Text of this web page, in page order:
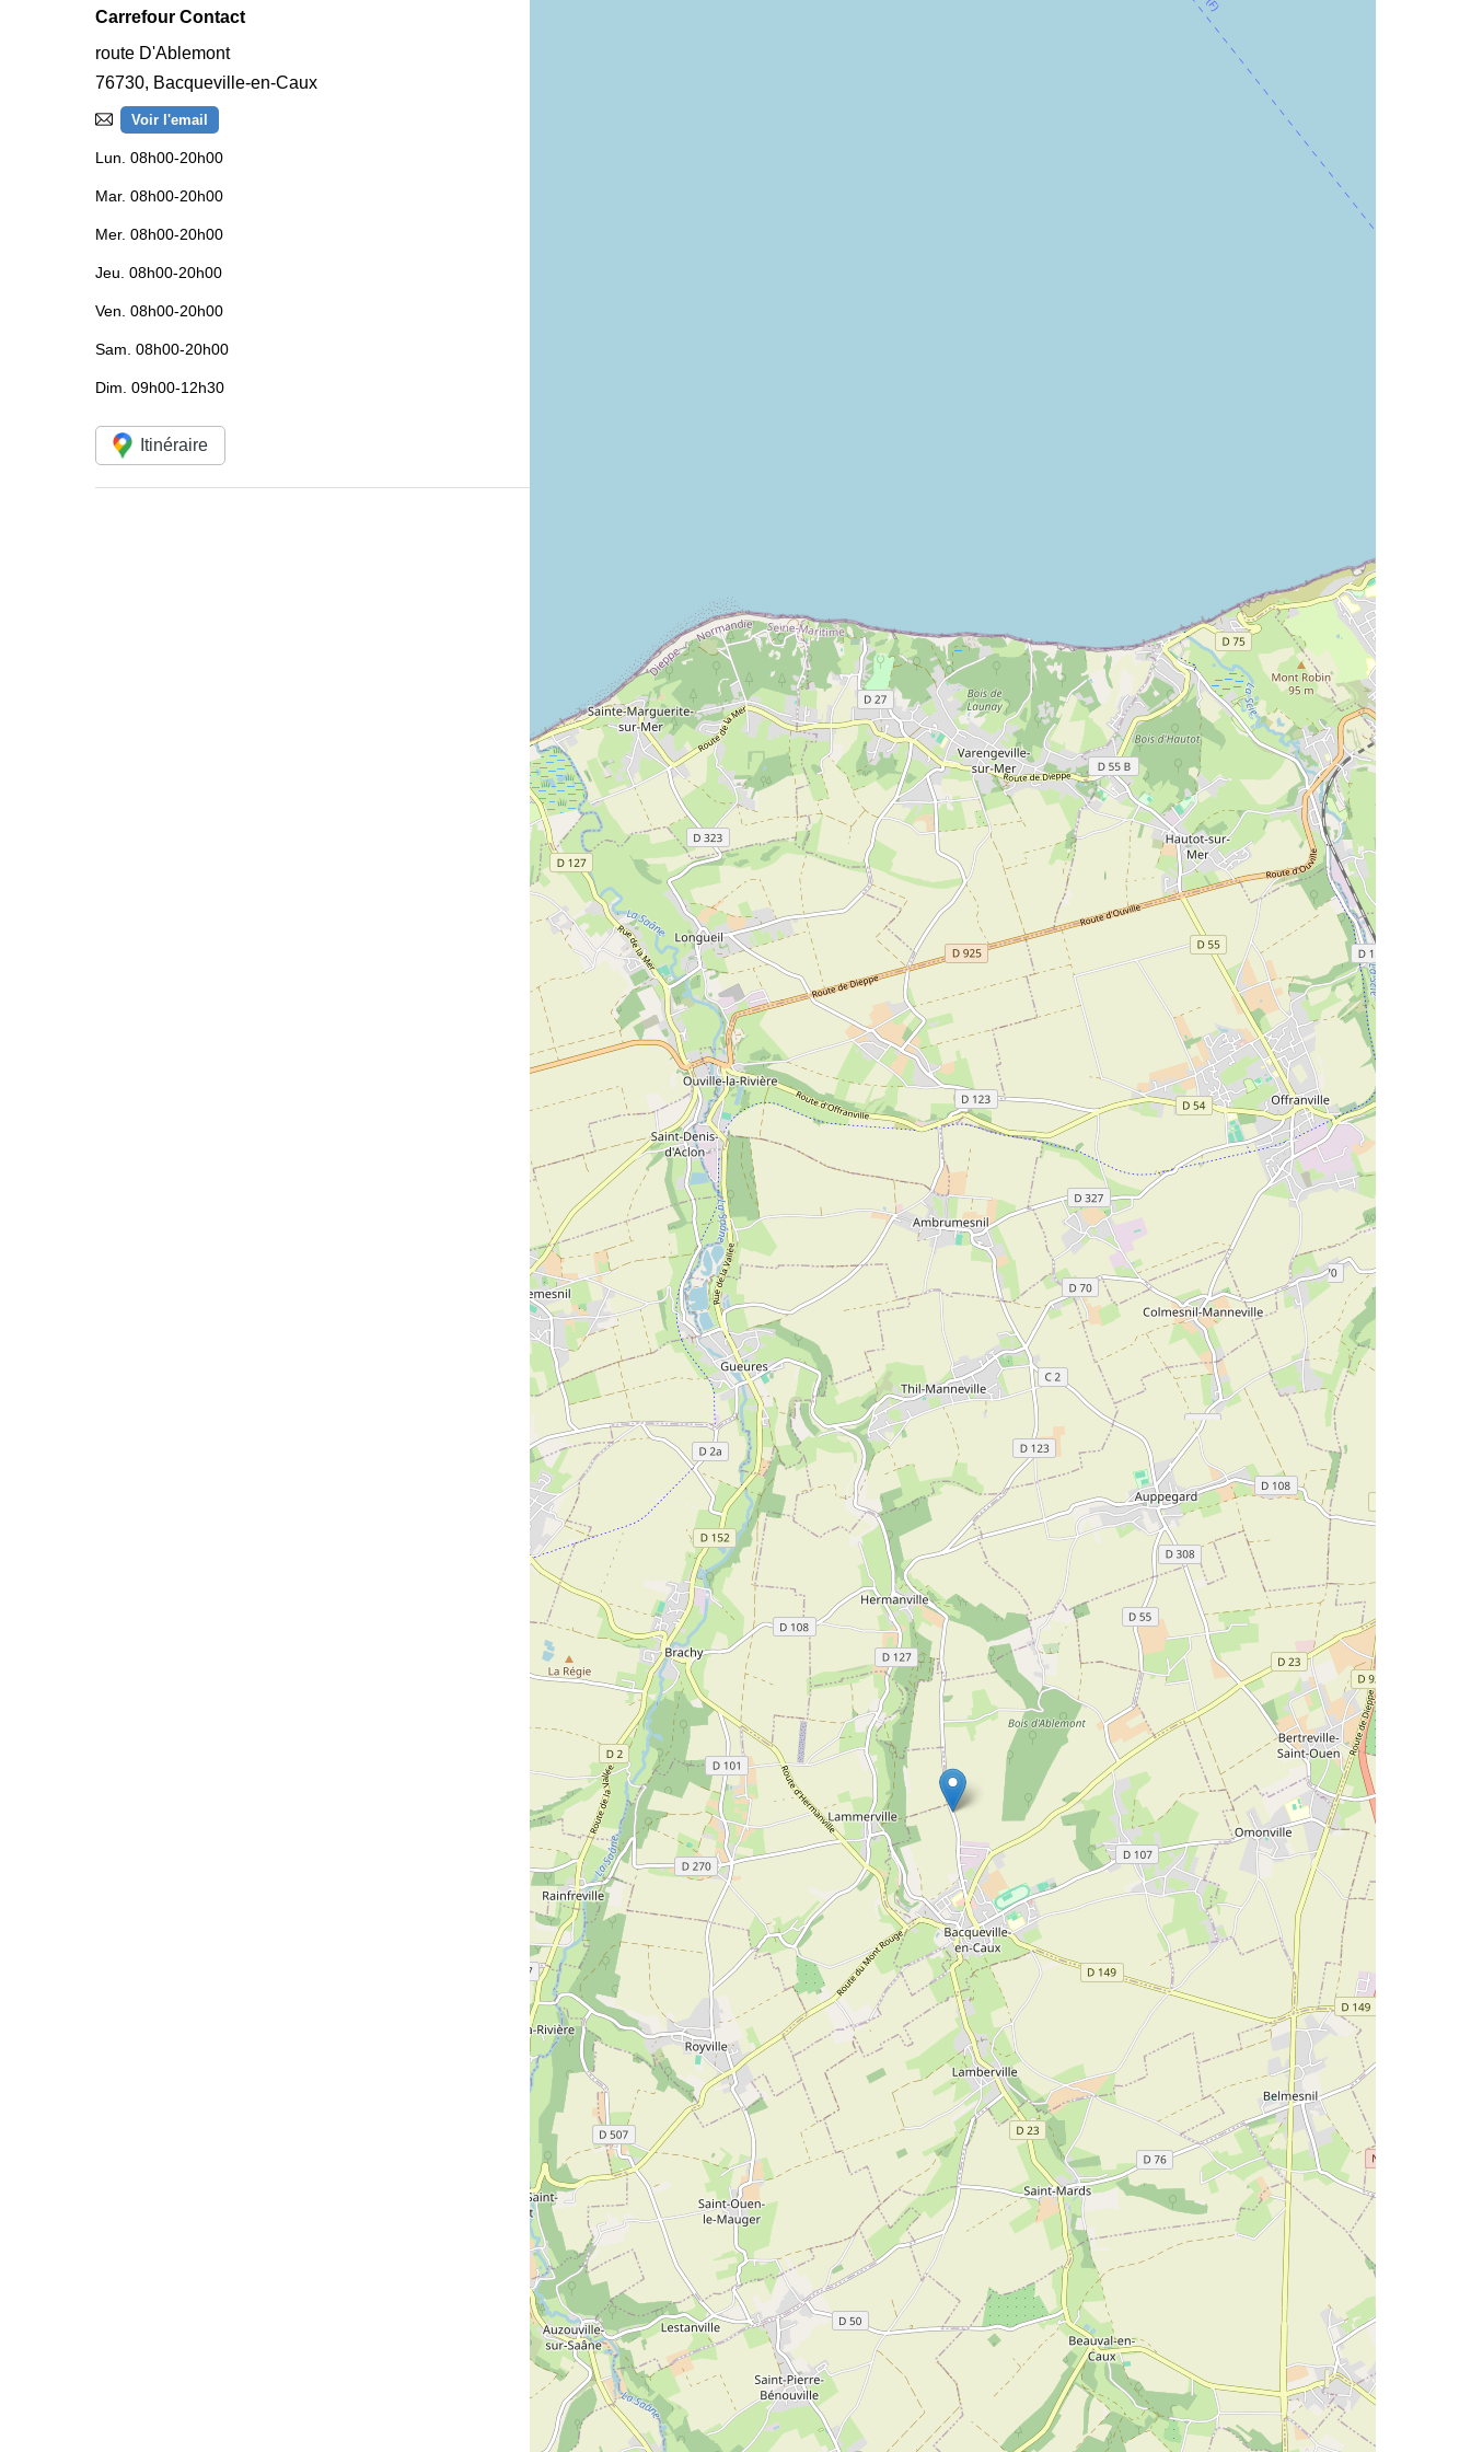
Carrefour Contact
route D'Ablemont
76730, Bacqueville-en-Caux
Voir l'email
Lun. 08h00-20h00
Mar. 08h00-20h00
Mer. 08h00-20h00
Jeu. 08h00-20h00
Ven. 08h00-20h00
Sam. 08h00-20h00
Dim. 09h00-12h30
Itinéraire